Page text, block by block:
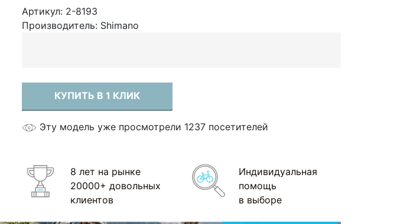
Артикул: 2-8193
Производитель: Shimano
КУПИТЬ В 1 КЛИК
Эту модель уже просмотрели 1237 посетителей
8 лет на рынке
20000+ довольных
клиентов
Индивидуальная
помощь
в выборе